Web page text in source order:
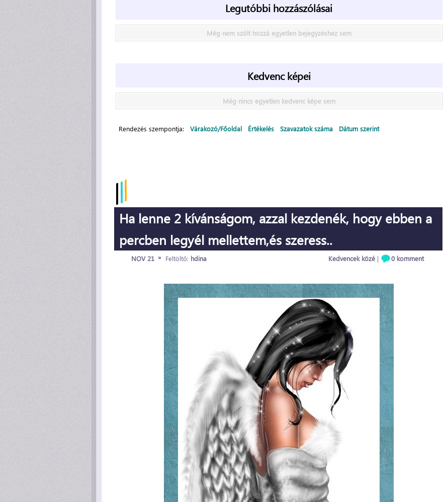
Legutóbbi hozzászólásai
Még nem szólt hozzá egyetlen bejegyzéshez sem
Kedvenc képei
Még nincs egyetlen kedvenc képe sem
Rendezés szempontja: Várakozó/Főoldal Értékelés Szavazatok száma Dátum szerint
Ha lenne 2 kívánságom, azzal kezdenék, hogy ebben a
percben legyél mellettem,és szeress..
NOV 21 » Feltöltő: hdina 0 komment
Kedvencek közé|